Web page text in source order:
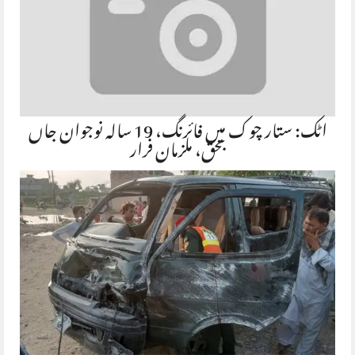
اٹک: ستار چوک میں فائرنگ، 19 سالہ نوجوان جاںبحق، ملزمان فرار